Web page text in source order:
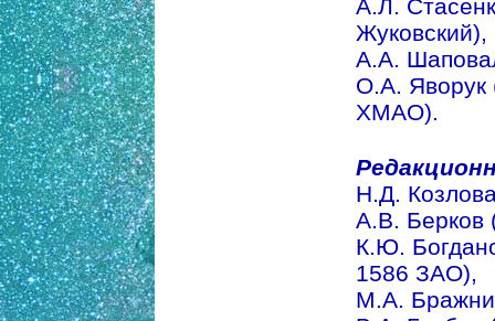
А.Л.
Жуковский),
А.А.
О.А. Яворук
ХМАО).
Н.Д.
А.В.
К.Ю.
1586 ЗАО),
М.А.